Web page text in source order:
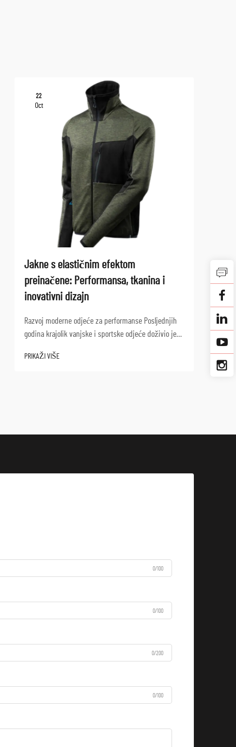
22
Oct
Jakne s elastičnim efektom
preinačene: Performansa, tkanina i
inovativni dizajn
Razvoj moderne odjeće za performanse Posljednjih
godina krajolik vanjske i sportske odjeće doživio je
efektom postale su temelj univerzalne odjeće za
PRIKAŽI VIŠE
od
0/100
0/100
0/200
0/100